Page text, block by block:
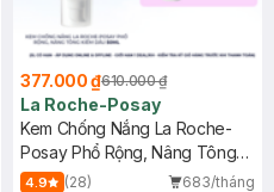
377.000 ₫610.000 ₫
La Roche-Posay
Kem Chống Nắng La Roche-
Posay Phổ Rộng, Nâng Tông
Kiềm Dầu 50ml
4.9 (28)
683/tháng